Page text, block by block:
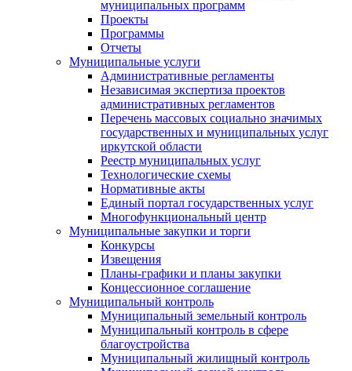
муниципальных программ
Проекты
Программы
Отчеты
Муниципальные услуги
Административные регламенты
Независимая экспертиза проектов
административных регламентов
Перечень массовых социально значимых
государственных и муниципальных услуг
иркутской области
Реестр муниципальных услуг
Технологические схемы
Нормативные акты
Единый портал государственных услуг
Многофункциональный центр
Муниципальные закупки и торги
Конкурсы
Извещения
Планы-графики и планы закупки
Концессионное соглашение
Муниципальный контроль
Муниципальный земельный контроль
Муниципальный контроль в сфере
благоустройства
Муниципальный жилищный контроль